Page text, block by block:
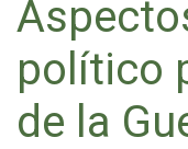
político
de la